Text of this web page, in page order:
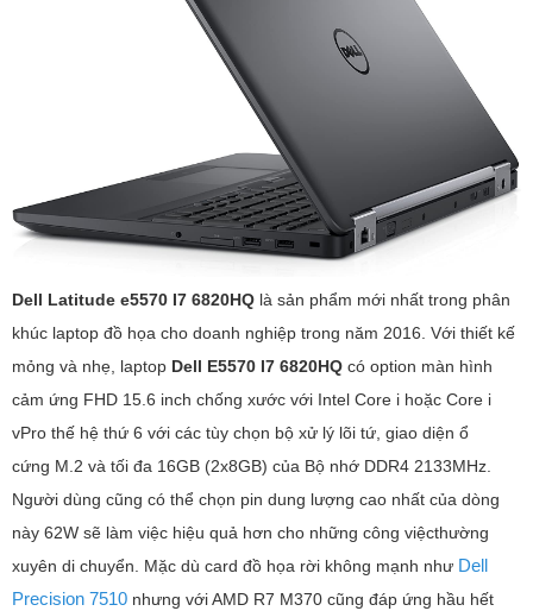
Dell Latitude e5570 I7 6820HQ là sản phẩm mới nhất trong phân
khúc laptop đồ họa cho doanh nghiệp trong năm 2016. Với thiết kế
mỏng và nhẹ, laptop Dell E5570 I7 6820HQ có option màn hình
cảm ứng FHD 15.6 inch chống xước với Intel Core i hoặc Core i
vPro thế hệ thứ 6 với các tùy chọn bộ xử lý lõi tứ, giao diện ổ
cứng M.2 và tối đa 16GB (2x8GB) của Bộ nhớ DDR4 2133MHz.
Người dùng cũng có thể chọn pin dung lượng cao nhất của dòng
này 62W sẽ làm việc hiệu quả hơn cho những công việcthường
xuyên di chuyển. Mặc dù card đồ họa rời không mạnh như Dell
Precision 7510 nhưng với AMD R7 M370 cũng đáp ứng hầu hết